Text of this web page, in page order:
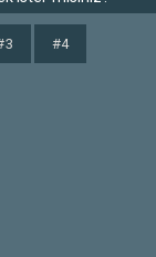
#4